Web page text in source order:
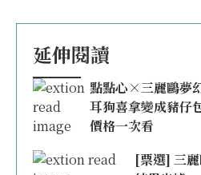
延伸閱讀
點點心×三麗鷗夢
耳狗喜拿變成豬仔
價格一次看
[票選] 三